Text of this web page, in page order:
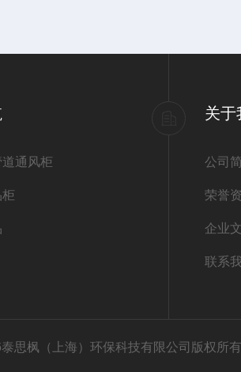
通风柜
关于
公司
荣誉
企业
联系
思枫（上海）环保科技有限公司版权